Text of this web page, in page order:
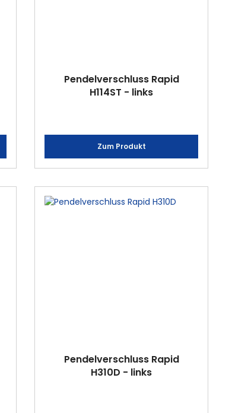
Pendelverschluss Rapid
H114ST - links
Zum Produkt
Pendelverschluss Rapid
H310D - links